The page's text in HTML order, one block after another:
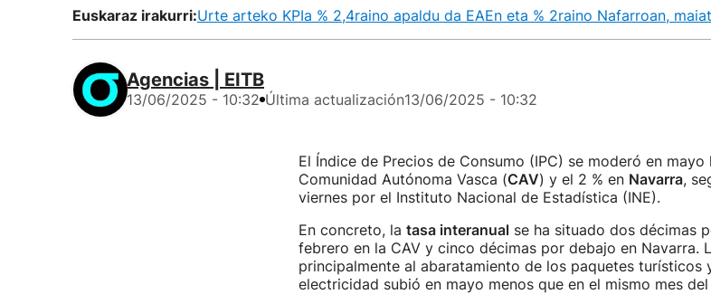
Euskaraz irakurri:Urte arteko KPIa % 2,4raino apaldu da EAEn eta % 2raino Nafarroan,
Agencias | EITB
13/06/2025 - 10:32 Última actualización13/06/2025 - 10:32
El Índice de Precios de Consumo (IPC) se moderó en
Comunidad Autónoma Vasca (CAV) y el 2 % en Navarra,
viernes por el Instituto Nacional de Estadística (INE).
En concreto, la tasa interanualse ha situado dos décimas
febrero en la CAV y cinco décimas por debajo en Navarra.
principalmente al abaratamiento de los paquetes turísticos
electricidad subió en mayo menos que en el mismo mes